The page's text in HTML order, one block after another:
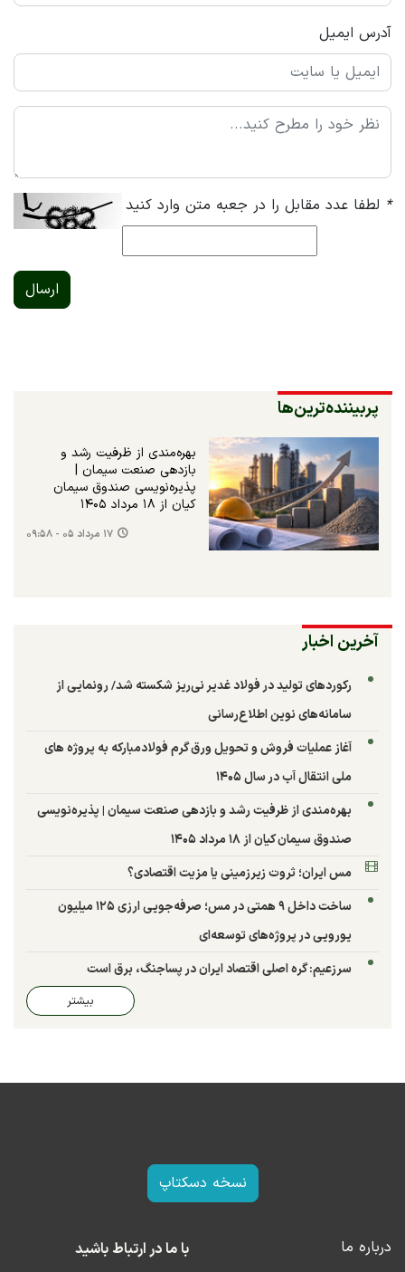
آدرس ایمیل
* لطفا عدد مقابل را در جعبه متن وارد کنید
ارسال
پربیننده‌ترین‌ها
بهره‌مندی از ظرفیت رشد و
بازدهی صنعت سیمان |
پذیره‌نویسی صندوق سیمان
کیان از ۱۸ مرداد ۱۴۰۵
۱۷ مرداد ۰۵ - ۰۹:۵۸
آخرین اخبار
رکوردهای تولید در فولاد غدیر نی‌ریز شکسته شد/ رونمایی از
سامانه‌های نوین اطلاع‌رسانی
آغاز عملیات فروش و تحویل ورق گرم فولادمبارکه به پروژه های
ملی انتقال آب در سال ۱۴۰۵
بهره‌مندی از ظرفیت رشد و بازدهی صنعت سیمان | پذیره‌نویسی
صندوق سیمان کیان از ۱۸ مرداد ۱۴۰۵
مس ایران؛ ثروت زیرزمینی یا مزیت اقتصادی؟
ساخت داخل ۹ همتی در مس؛ صرفه‌جویی ارزی ۱۲۵ میلیون
یورویی در پروژه‌های توسعه‌ای
سرزعیم: گره اصلی اقتصاد ایران در پساجنگ، برق است
بیشتر
نسخه دسکتاپ
درباره ما
با ما در ارتباط باشید